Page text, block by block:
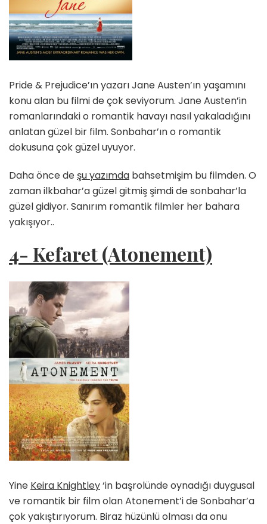
Pride & Prejudice’ın yazarı Jane Austen’ın yaşamını
konu alan bu filmi de çok seviyorum. Jane Austen’in
romanlarındaki o romantik havayı nasıl yakaladığını
anlatan güzel bir film. Sonbahar’ın o romantik
dokusuna çok güzel uyuyor.
Daha önce de şu yazımda bahsetmişim bu filmden. O
zaman ilkbahar’a güzel gitmiş şimdi de sonbahar’la
güzel gidiyor. Sanırım romantik filmler her bahara
yakışıyor..
4- Kefaret (Atonement)
Yine Keira Knightley‘in başrolünde oynadığı duygusal
ve romantik bir film olan Atonement’i de Sonbahar’a
çok yakıştırıyorum. Biraz hüzünlü olması da onu